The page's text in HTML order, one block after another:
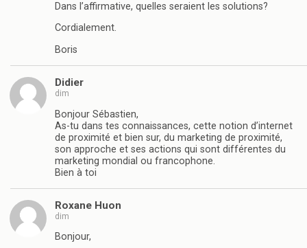
Dans l’affirmative, quelles seraient les solutions?
Cordialement.
Boris
Didier
dim
Bonjour Sébastien,
As-tu dans tes connaissances, cette notion d’internet
de proximité et bien sur, du marketing de proximité,
son approche et ses actions qui sont différentes du
marketing mondial ou francophone.
Bien à toi
Roxane Huon
dim
Bonjour,